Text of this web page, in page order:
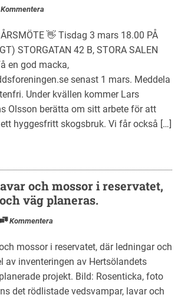
Kommentera
👋 Tisdag 3 mars 18.00 PÅ
STORGATAN 42 B, STORA SALEN
en god macka,
senast 1 mars. Meddela
Under kvällen kommer Lars
Olsson berätta om sitt arbete för att
hyggesfritt skogsbruk. Vi får också […]
och mossor i reservatet,
väg planeras.
Kommentera
mossor i reservatet, där ledningar och
av inventeringen av Hertsölandets
projekt. Bild: Rosenticka, foto
det rödlistade vedsvampar, lavar och